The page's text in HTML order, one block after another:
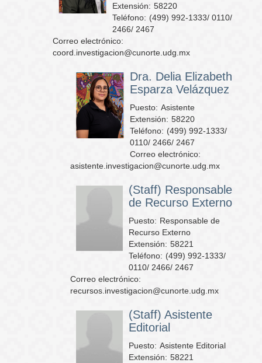
Extensión: 58220
Teléfono: (499) 992-1333/ 0110/
2466/ 2467
Correo electrónico:
coord.investigacion@cunorte.udg.mx
Dra. Delia Elizabeth
Esparza Velázquez
Puesto: Asistente
Extensión: 58220
Teléfono: (499) 992-1333/
0110/ 2466/ 2467
Correo electrónico:
asistente.investigacion@cunorte.udg.mx
(Staff) Responsable
de Recurso Externo
Puesto: Responsable de
Recurso Externo
Extensión: 58221
Teléfono: (499) 992-1333/
0110/ 2466/ 2467
Correo electrónico:
recursos.investigacion@cunorte.udg.mx
(Staff) Asistente
Editorial
Puesto: Asistente Editorial
Extensión: 58221